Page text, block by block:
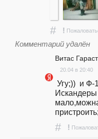
# !
Комментарий удалён
Витас
20.04 в 20:40
Искандеры
# !